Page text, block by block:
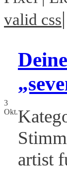
valid css
3
Okt.
artist